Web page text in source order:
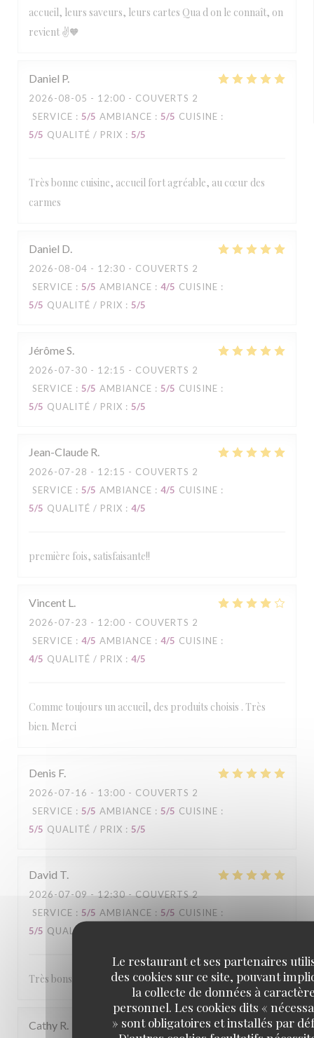
Le restaurant et ses partenaires
des cookies sur ce site, pouvant
la collecte de données à
personnel. Les cookies dits «
» sont obligatoires et installés par
accueil, leurs saveurs, leurs cartes Qua d on le connaît, on
revient ✌️🧡
Daniel P
2026-08-05 - 12:00 - COUVERTS 2
SERVICE : 5/5 AMBIANCE : 5/5 CUISINE :
5/5 QUALITÉ / PRIX : 5/5
Très bonne cuisine, accueil fort agréable, au cœur des
carmes
Daniel D
2026-08-04 - 12:30 - COUVERTS 2
SERVICE : 5/5 AMBIANCE : 4/5 CUISINE :
5/5 QUALITÉ / PRIX : 5/5
JérômeS
2026-07-30 - 12:15 - COUVERTS 2
SERVICE : 5/5 AMBIANCE : 5/5 CUISINE :
5/5 QUALITÉ / PRIX : 5/5
Jean-Claude R
2026-07-28 - 12:15 - COUVERTS 2
SERVICE : 5/5 AMBIANCE : 4/5 CUISINE :
5/5 QUALITÉ / PRIX : 4/5
première fois, satisfaisante!!
Vincent L
2026-07-23 - 12:00 - COUVERTS 2
SERVICE : 4/5 AMBIANCE : 4/5 CUISINE :
4/5 QUALITÉ / PRIX : 4/5
Comme toujours un accueil, des produits choisis . Très
bien. Merci
Denis F
2026-07-16 - 13:00 - COUVERTS 2
SERVICE : 5/5 AMBIANCE : 5/5 CUISINE :
5/5 QUALITÉ / PRIX : 5/5
David T
2026-07-09- 12:30 - COUVERTS 2
SERVICE : 5/5 AMBIANCE : 5/5 CUISINE :
5/5 QUALITÉ / PRIX
Très bons comme repas et accueil au top
Cathy R